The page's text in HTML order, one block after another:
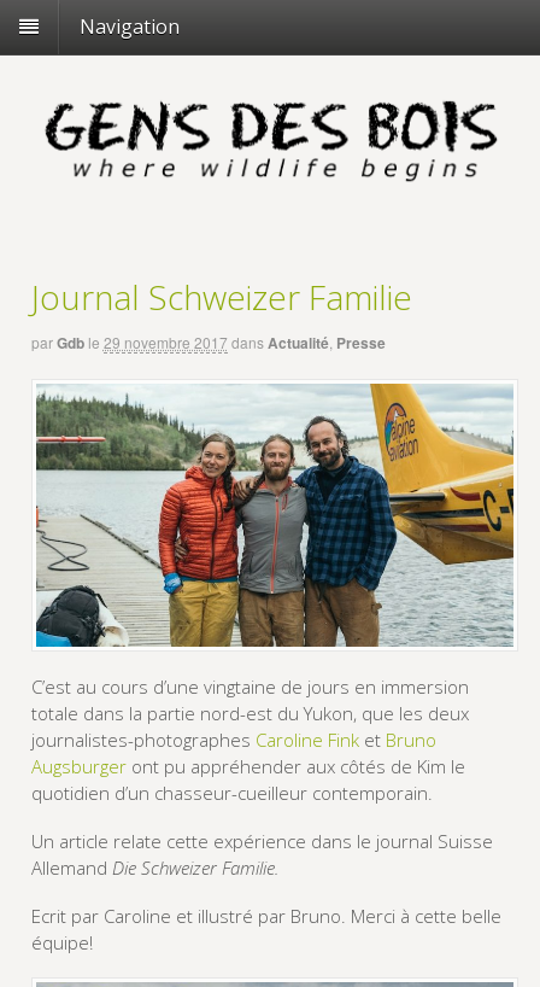
Navigation
Journal Schweizer Familie
parGdb le 29 novembre 2017 dans Actualité, Presse
C’est au cours d’une vingtaine de jours en immersion
totale dans la partie nord-est du Yukon, que les deux
journalistes-photographes Caroline Fink et Bruno
Augsburger ont pu appréhender aux côtés de Kim le
quotidien d’un chasseur-cueilleur contemporain.
Un article relate cette expérience dans le journal Suisse
Allemand Die Schweizer Familie.
Ecrit par Caroline et illustré par Bruno. Merci à cette belle
équipe!